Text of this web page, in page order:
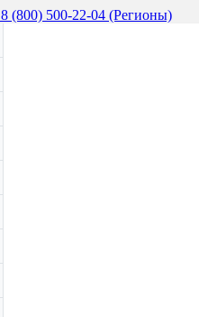
8 (800) 500-22-04 (Регионы)